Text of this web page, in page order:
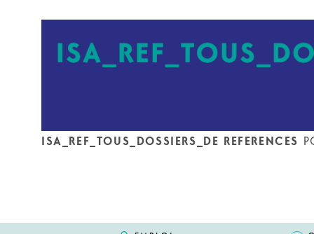
ISA_REF_TOUS_DOSSIERS_DE REFERENCES